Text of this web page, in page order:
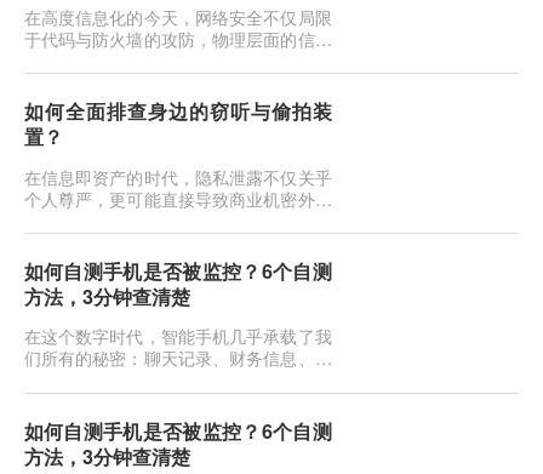
在高度信息化的今天，网络安全不仅局限
于代码与防火墙的攻防，物理层面的信息
盘、浏览屏幕或传输文件时，电子设备在
工作过程中会产生电磁辐射。这些看似无
形的电磁波，如果不加防范，极易成为泄
密的隐形内鬼。这种通过截获和分析设备
电磁辐射来还原信息的窃密技术，在信息
安全领域被称为TEMPEST（瞬态...
如何全面排查身边的窃听与偷拍装
置？
在信息即资产的时代，隐私泄露不仅关乎
个人尊严，更可能直接导致商业机密外泄
已不是电影里那种粗笨的“纽扣式”发报
机，它们可能伪装成日常的插座、充电
头、烟雾报警器，甚至是一根普通的电源
线。当你直觉不对劲，或者即将进行一场
机密会谈时，如何像专业反间谍人员一
样，揪出那些潜伏在暗处的耳朵和眼
睛？...
如何自测手机是否被监控？6个自测
方法，3分钟查清楚
在这个数字时代，智能手机几乎承载了我
们所有的秘密：聊天记录、财务信息、行
监控，你的生活就如同在黑客面前裸奔。
最近后台收到不少私信，问的都是同一个
问题：我总觉得手机被人监控了，但又说
不上来哪里不对。说实话，大部分人的直
如何自测手机是否被监控？6个自测
方法，3分钟查清楚